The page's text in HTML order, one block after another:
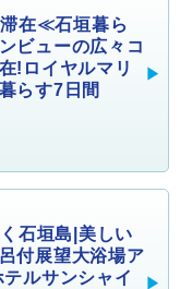
在≪石垣暮ら
ビューの広々コ
!ロイヤルマリ
らす7日間
石垣島|美しい
付展望大浴場ア
ルサンシャイ